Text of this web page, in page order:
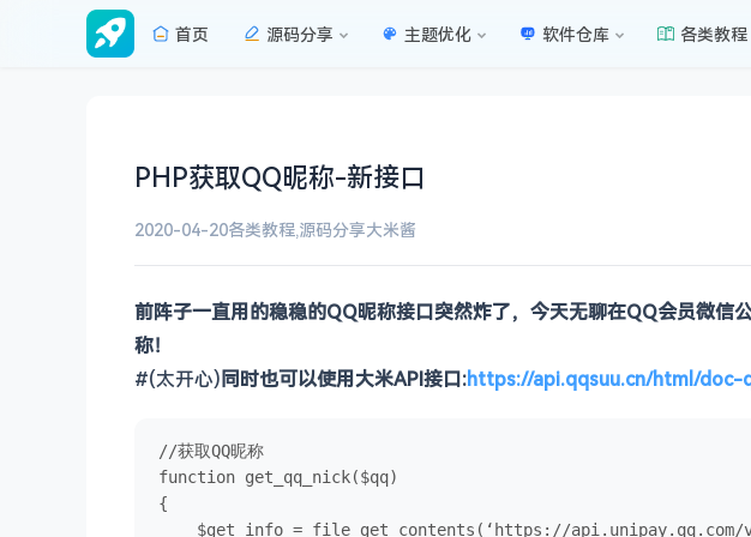
首页 源码分享 主题优化 软件仓库 各类教程
PHP获取QQ昵称-新接口
2020-04-20各类教程,源码分享大米酱
前阵子一直用的稳稳的QQ昵称接口突然炸了，今天无聊在QQ会员微信
称！
#(太开心)同时也可以使用大米API接口:https://api.qqsuu.cn/html/doc-
//获取QQ昵称
function get_qq_nick($qq)
{
$get_info = file_get_contents(‘https://